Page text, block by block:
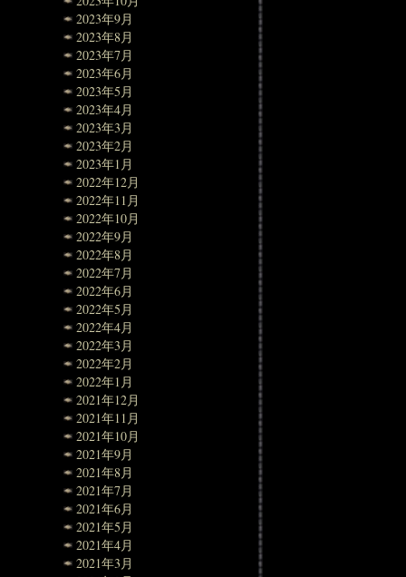
2023年9月
2023年8月
2023年7月
2023年6月
2023年5月
2023年4月
2023年3月
2023年2月
2023年1月
2022年12月
2022年11月
2022年10月
2022年9月
2022年8月
2022年7月
2022年6月
2022年5月
2022年4月
2022年3月
2022年2月
2022年1月
2021年12月
2021年11月
2021年10月
2021年9月
2021年8月
2021年7月
2021年6月
2021年5月
2021年4月
2021年3月